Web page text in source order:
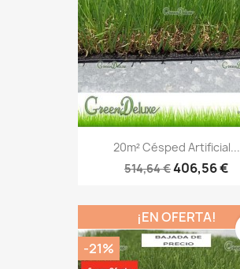
20m² Césped Artificial...
514,64 €406,56 €
¡EN OFERTA!
-21%